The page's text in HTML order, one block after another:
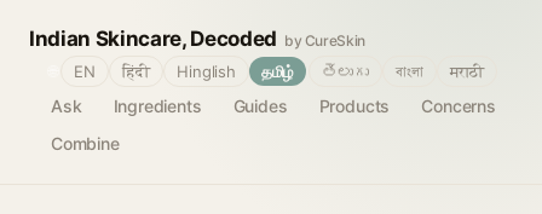
Indian Skincare, Decoded by CureSkin
Ask Ingredients Guides Products
Concerns
Combine
EN हिंदी Hinglish தமிழ் తెలుగు বাংলা मराठी